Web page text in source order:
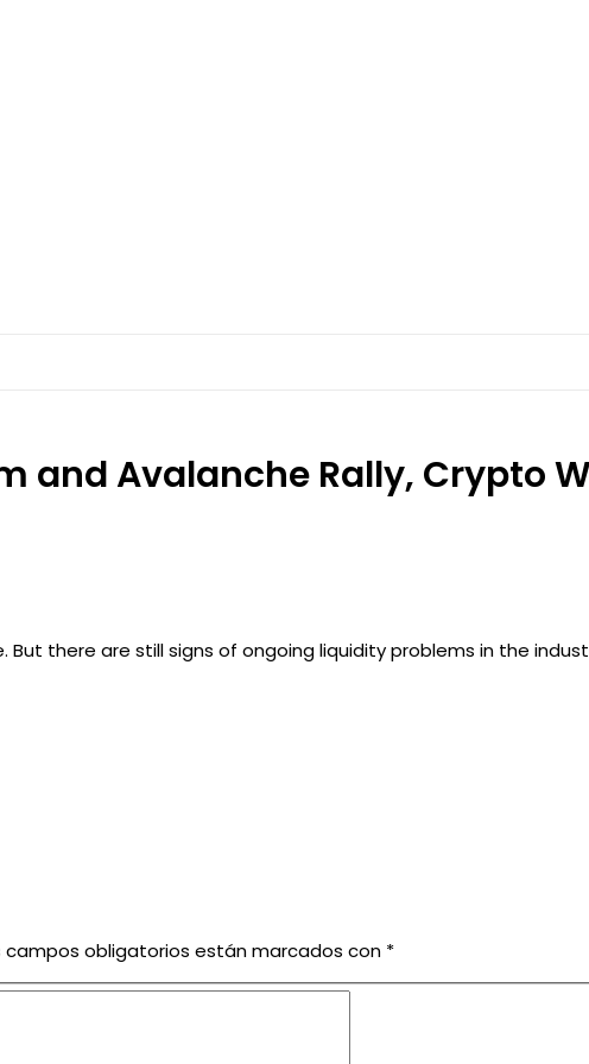
and Avalanche Rally, Crypto
there are still signs of ongoing liquidity problems in the
campos obligatorios están marcados con *